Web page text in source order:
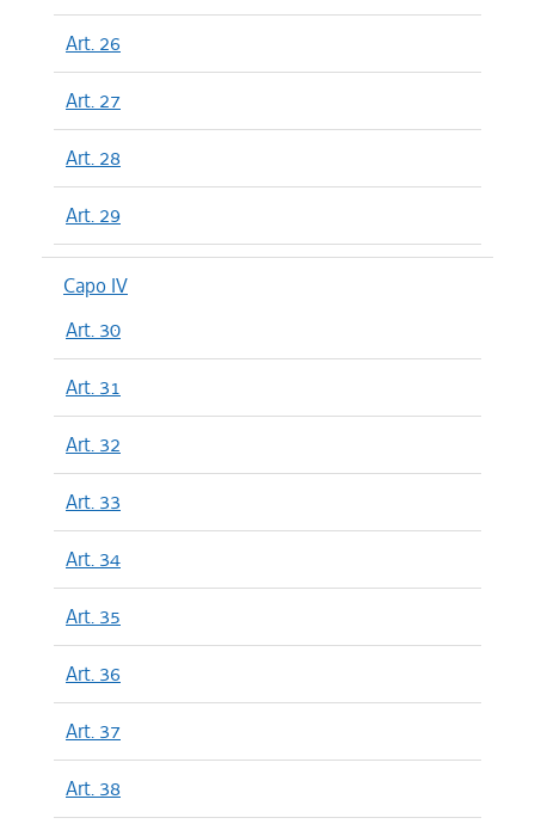
Art. 26
Art. 27
Art. 28
Art. 29
Capo IV
Art. 30
Art. 31
Art. 32
Art. 33
Art. 34
Art. 35
Art. 36
Art. 37
Art. 38